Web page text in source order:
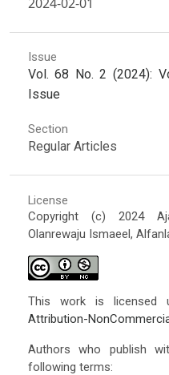
Issue
Vol. 68 No. 2 (2024):
Issue
Section
Regular Articles
License
Copyright (c) 2024
Olanrewaju Ismaeel,
This work is
Attribution-
Authors who publish
following terms: